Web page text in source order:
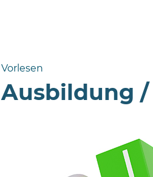
Vorlesen
Ausbildung